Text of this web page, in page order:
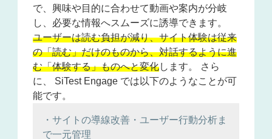
で、興味や目的に合わせて動画や案内が分岐
し、必要な情報へスムーズに誘導できます。
ユーザーは読む負担が減り、サイト体験は従来
の「読む」だけのものから、対話するように進
む「体験する」ものへと変化します。 さら
に、 SiTest Engage では以下のようなことが可
能です。
・サイトの導線改善・ユーザー行動分析ま
で一元管理